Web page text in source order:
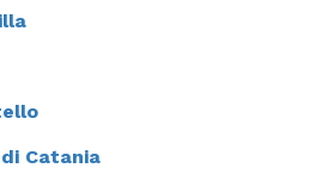
Catania